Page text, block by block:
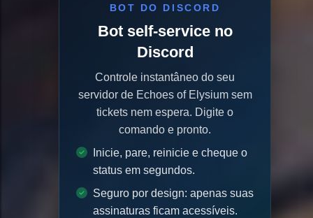
BOT DO DISCORD
Bot self-service no
Discord
Controle instantâneo do seu
servidor de Echoes of Elysium sem
tickets nem espera. Digite o
comando e pronto.
Inicie, pare, reinicie e cheque o
status em segundos.
Seguro por design: apenas suas
assinaturas ficam acessíveis.